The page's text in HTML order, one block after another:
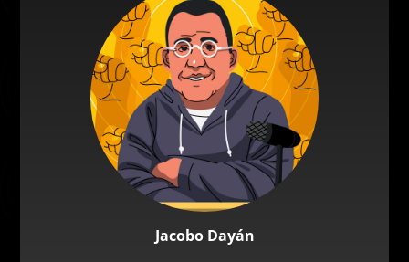
de la Universidad Autónoma de Tlaxcala.
José, qué define a un conflicto armado interno. Es
decir. ¿En México habría o no un conflicto armado
interno? ¿Cómo se entienden los conflictos armados
José Guevara]: ¿Qué define a un conflicto
armado interno? El Derecho de la guerra, conocido
como el Derecho Internacional Humanitario (DIH) es
Jacobo Dayán